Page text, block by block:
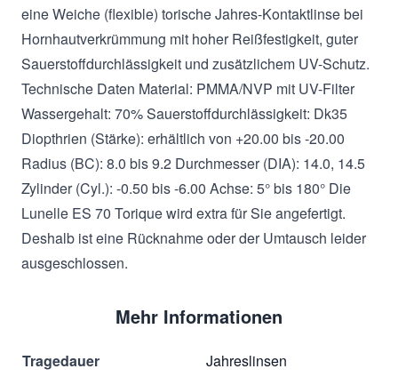
eine Weiche (flexible) torische Jahres-Kontaktlinse bei
Hornhautverkrümmung mit hoher Reißfestigkeit, guter
Sauerstoffdurchlässigkeit und zusätzlichem UV-Schutz.
Technische Daten Material: PMMA/NVP mit UV-Filter
Wassergehalt: 70% Sauerstoffdurchlässigkeit: Dk35
Diopthrien (Stärke): erhältlich von +20.00 bis -20.00
Radius (BC): 8.0 bis 9.2 Durchmesser (DIA): 14.0, 14.5
Zylinder (Cyl.): -0.50 bis -6.00 Achse: 5° bis 180° Die
Lunelle ES 70 Torique wird extra für Sie angefertigt.
Deshalb ist eine Rücknahme oder der Umtausch leider
ausgeschlossen.
Mehr Informationen
Tragedauer Jahreslinsen